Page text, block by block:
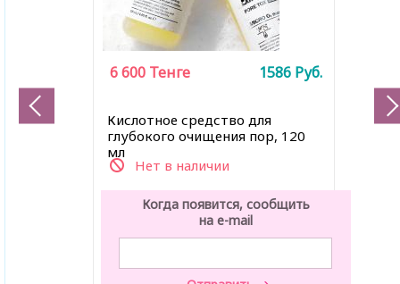
Кислотное средство для
глубокого очищения пор, 120
мл
Нет в наличии
6 600 Тенге 1586 Руб.
Когда появится, сообщить
на e-mail